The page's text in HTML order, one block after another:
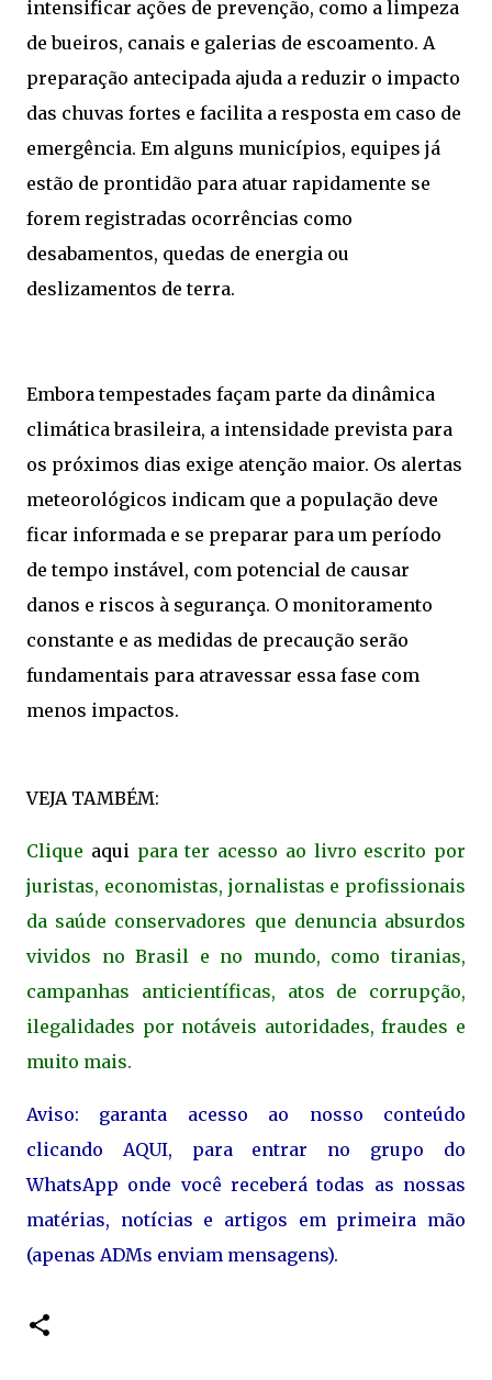
intensificar ações de prevenção, como a limpeza
de bueiros, canais e galerias de escoamento. A
preparação antecipada ajuda a reduzir o impacto
das chuvas fortes e facilita a resposta em caso de
emergência. Em alguns municípios, equipes já
estão de prontidão para atuar rapidamente se
forem registradas ocorrências como
desabamentos, quedas de energia ou
deslizamentos de terra.
Embora tempestades façam parte da dinâmica
climática brasileira, a intensidade prevista para
os próximos dias exige atenção maior. Os alertas
meteorológicos indicam que a população deve
ficar informada e se preparar para um período
de tempo instável, com potencial de causar
danos e riscos à segurança. O monitoramento
constante e as medidas de precaução serão
fundamentais para atravessar essa fase com
menos impactos.
VEJA TAMBÉM:
Clique aquipara ter acesso ao livro escrito por
juristas, economistas, jornalistas e profissionais
da saúde conservadores que denuncia absurdos
vividos no Brasil e no mundo, como tiranias,
campanhas anticientíficas, atos de corrupção,
ilegalidades por notáveis autoridades, fraudes e
muito mais.
Aviso: garanta acesso ao nosso conteúdo
clicando AQUI, para entrar no grupo do
WhatsApp onde você receberá todas as nossas
matérias, notícias e artigos em primeira mão
(apenas ADMs enviam mensagens).